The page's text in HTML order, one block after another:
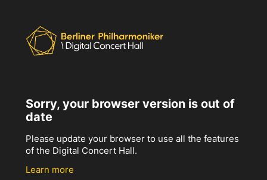
Sorry, your browser version is out of
date
Please update your browser to use all the features
of the Digital Concert Hall.
Learn more